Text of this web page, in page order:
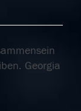
Georgia